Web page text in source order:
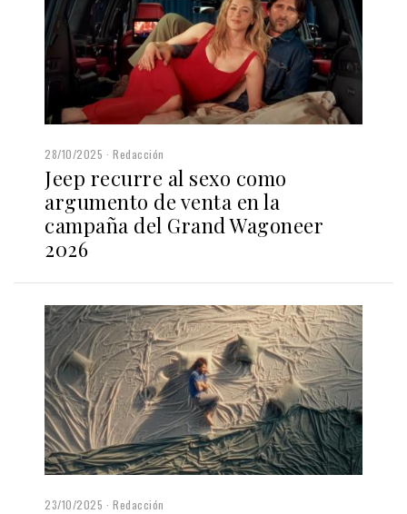
28/10/2025 Redacción
Jeep recurre al sexo como
argumento de venta en la
campaña del Grand Wagoneer
2026
23/10/2025 Redacción